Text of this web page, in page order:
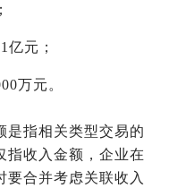
元；
万元。
是指相关类型交易的
指收入金额，企业在
要合并考虑关联收入